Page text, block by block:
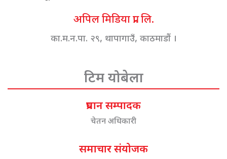
अपिल मिडिया प्रा. लि.
का.म.न.पा. २९, थापागाउँ, काठमाडौं ।
टिम योबेला
प्रधान सम्पादक
चेतन अधिकारी
समाचार संयोजक